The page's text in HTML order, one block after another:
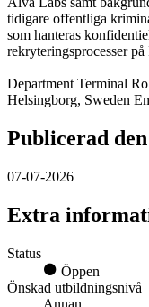
tidigare offentliga
som hanteras
rekryteringsprocesser
Department Terminal
Helsingborg, Sweden
Publicerad den
07-07-2026
Extra
Status
Öppen
Önskad utbildningsnivå
Annan